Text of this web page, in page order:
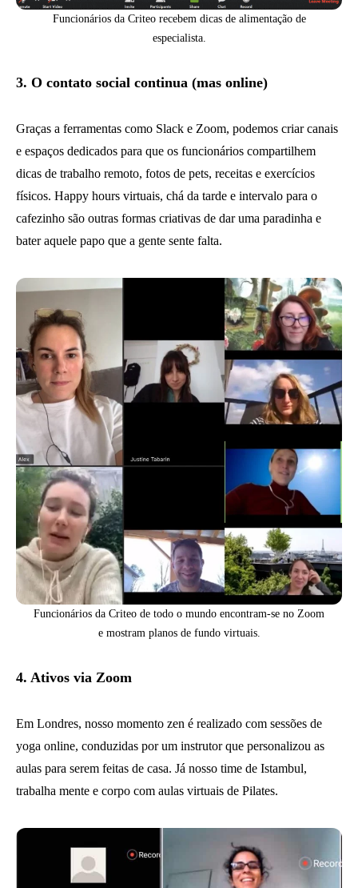
Funcionários da Criteo recebem dicas de alimentação de
especialista.
3. O contato social continua (mas online)
Graças a ferramentas como Slack e Zoom, podemos criar canais
e espaços dedicados para que os funcionários compartilhem
dicas de trabalho remoto, fotos de pets, receitas e exercícios
físicos. Happy hours virtuais, chá da tarde e intervalo para o
cafezinho são outras formas criativas de dar uma paradinha e
bater aquele papo que a gente sente falta.
Funcionários da Criteo de todo o mundo encontram-se no Zoom
e mostram planos de fundo virtuais.
4. Ativos via Zoom
Em Londres, nosso momento zen é realizado com sessões de
yoga online, conduzidas por um instrutor que personalizou as
aulas para serem feitas de casa. Já nosso time de Istambul,
trabalha mente e corpo com aulas virtuais de Pilates.